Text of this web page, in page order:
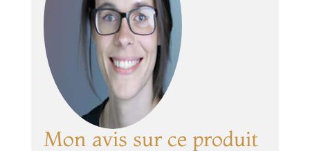
Mon avis sur ce produit